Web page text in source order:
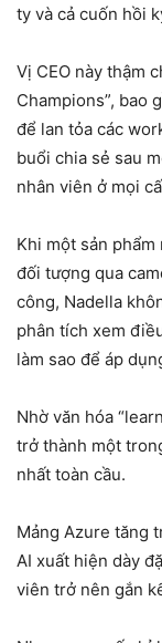
ty và cả cuốn hồi
Vị CEO này thậm
Champions”, bao
để lan tỏa các
buổi chia sẻ sau
nhân viên ở mọi
Khi một sản
đối tượng qua
công, Nadella
phân tích xem
làm sao để áp
Nhờ văn hóa
trở thành một
nhất toàn cầu.
Mảng Azure tăng
AI xuất hiện dày
viên trở nên gắn